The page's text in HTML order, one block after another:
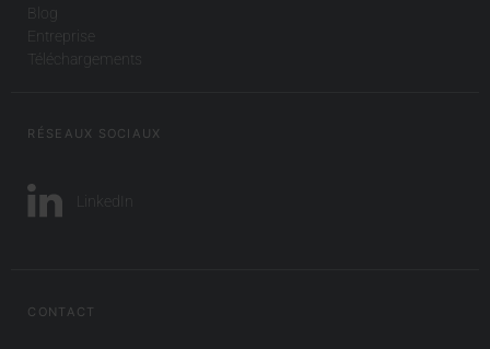
Blog
Entreprise
Téléchargements
RÉSEAUX SOCIAUX
LinkedIn
CONTACT